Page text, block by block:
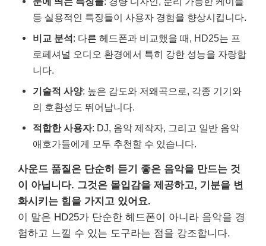
등 실용적인 특징들이 사용자 경험을 향상시킵니다.
비교 분석: 다른 헤드폰과 비교했을 때, HD25는 프
로페셔널 오디오 환경에서 특히 강한 성능을 자랑합
니다.
기술적 사양: 높은 감도와 저왜곡으로, 각종 기기와
의 호환성도 뛰어납니다.
적합한 사용자: DJ, 음악 제작자, 그리고 일반 음악
애호가들에게 모두 추천할 수 있습니다.
사운드 품질은 단순히 듣기 좋은 음악을 만드는 것
이 아닙니다. 그것은 몰입감을 제공하고, 기분을 변
화시키는 힘을 가지고 있어요.
이 말은 HD25가 단순한 헤드폰이 아니라 음악을 경
험하고 느낄 수 있는 도구라는 점을 강조합니다.